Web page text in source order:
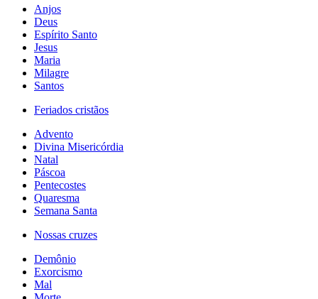
Anjos
Deus
Espírito Santo
Jesus
Maria
Milagre
Santos
Feriados cristãos
Advento
Divina Misericórdia
Natal
Páscoa
Pentecostes
Quaresma
Semana Santa
Nossas cruzes
Demônio
Exorcismo
Mal